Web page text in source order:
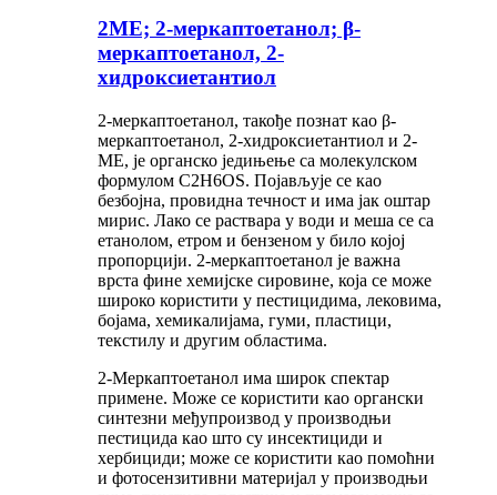
2МЕ; 2-меркаптоетанол; β-
меркаптоетанол, 2-
хидроксиетантиол
2-меркаптоетанол, такође познат као β-
меркаптоетанол, 2-хидроксиетантиол и 2-
МЕ, је органско једињење са молекулском
формулом C2H6OS. Појављује се као
безбојна, провидна течност и има јак оштар
мирис. Лако се раствара у води и меша се са
етанолом, етром и бензеном у било којој
пропорцији. 2-меркаптоетанол је важна
врста фине хемијске сировине, која се може
широко користити у пестицидима, лековима,
бојама, хемикалијама, гуми, пластици,
текстилу и другим областима.
2-Меркаптоетанол има широк спектар
примене. Може се користити као органски
синтезни међупроизвод у производњи
пестицида као што су инсектициди и
хербициди; може се користити као помоћни
и фотосензитивни материјал у производњи